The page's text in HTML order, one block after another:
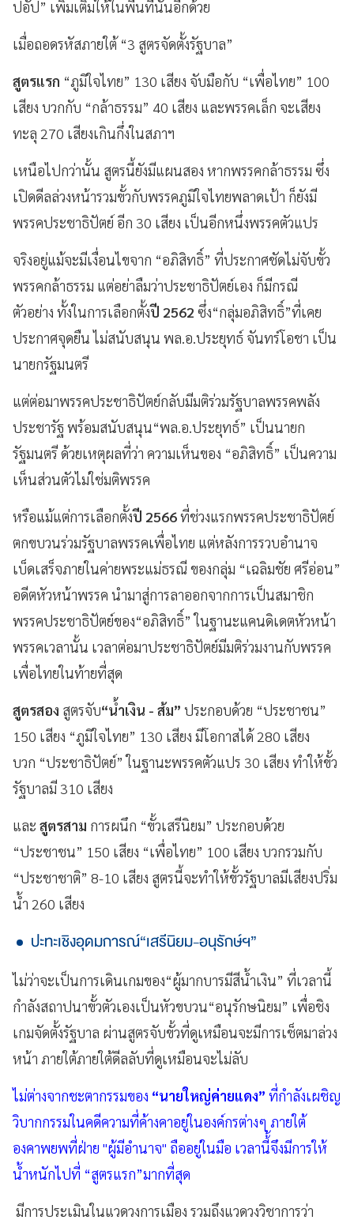
ปอัป” เพิ่มเติมให้ในพื้นที่นั้นอีกด้วย
เมื่อถอดรหัสภายใต้ “3 สูตรจัดตั้งรัฐบาล”
สูตรแรก “ภูมิใจไทย” 130 เสียง จับมือกับ “เพื่อไทย” 100
เสียง บวกกับ “กล้าธรรม” 40 เสียง และพรรคเล็ก จะเสียง
ทะลุ 270 เสียงเกินกึ่งในสภาฯ
เหนือไปกว่านั้น สูตรนี้ยังมีแผนสอง หากพรรคกล้าธรรม ซึ่ง
เปิดดีลล่วงหน้ารวมขั้วกับพรรคภูมิใจไทยพลาดเป้า ก็ยังมี
พรรคประชาธิปัตย์ อีก 30 เสียง เป็นอีกหนึ่งพรรคตัวแปร
จริงอยู่แม้จะมีเงื่อนไขจาก “อภิสิทธิ์” ที่ประกาศชัดไม่จับขั้ว
พรรคกล้าธรรม แต่อย่าลืมว่าประชาธิปัตย์เอง ก็มีกรณี
ตัวอย่าง ทั้งในการเลือกตั้งปี 2562 ซึ่ง“กลุ่มอภิสิทธิ์”ที่เคย
ประกาศจุดยืน ไม่สนับสนุน พล.อ.ประยุทธ์ จันทร์โอชา เป็น
นายกรัฐมนตรี
แต่ต่อมาพรรคประชาธิปัตย์กลับมีมติร่วมรัฐบาลพรรคพลัง
ประชารัฐ พร้อมสนับสนุน“พล.อ.ประยุทธ์” เป็นนายก
รัฐมนตรี ด้วยเหตุผลที่ว่า ความเห็นของ “อภิสิทธิ์” เป็นความ
เห็นส่วนตัวไม่ใช่มติพรรค
หรือแม้แต่การเลือกตั้งปี 2566ที่ช่วงแรกพรรคประชาธิปัตย์
ตกขบวนร่วมรัฐบาลพรรคเพื่อไทย แต่หลังการรวบอำนาจ
เบ็ดเสร็จภายในค่ายพระแม่ธรณี ของกลุ่ม “เฉลิมชัย ศรีอ่อน”
อดีตหัวหน้าพรรค นำมาสู่การลาออกจากการเป็นสมาชิก
พรรคประชาธิปัตย์ของ“อภิสิทธิ์” ในฐานะแคนดิเดตหัวหน้า
พรรคเวลานั้น เวลาต่อมาประชาธิปัตย์มีมติร่วมงานกับพรรค
เพื่อไทยในท้ายที่สุด
สูตรสอง สูตรจับ“น้ำเงิน - ส้ม” ประกอบด้วย “ประชาชน”
150 เสียง “ภูมิใจไทย” 130 เสียง มีโอกาสได้ 280 เสียง
บวก “ประชาธิปัตย์” ในฐานะพรรคตัวแปร 30 เสียง ทำให้ขั้ว
รัฐบาลมี 310 เสียง
และ สูตรสาม การผนึก “ขั้วเสรีนิยม” ประกอบด้วย
“ประชาชน” 150 เสียง “เพื่อไทย” 100 เสียง บวกรวมกับ
“ประชาชาติ” 8-10 เสียง สูตรนี้จะทำให้ขั้วรัฐบาลมีเสียงปริ่ม
น้ำ 260 เสียง
ปะทะเชิงอุดมการณ์“เสรีนิยม-อนุรักษ์ฯ”
ไม่ว่าจะเป็นการเดินเกมของ“ผู้มากบารมีสีน้ำเงิน” ที่เวลานี้
กำลังสถาปนาขั้วตัวเองเป็นหัวขบวน“อนุรักษนิยม” เพื่อชิง
เกมจัดตั้งรัฐบาล ผ่านสูตรจับขั้วที่ดูเหมือนจะมีการเช็ตมาล่วง
หน้า ภายใต้ภายใต้ดีลลับที่ดูเหมือนจะไม่ลับ
ไม่ต่างจากชะตากรรมของ “นายใหญ่ค่ายแดง” ที่กำลังเผชิญ
วิบากกรรมในคดีความที่ค้างคาอยู่ในองค์กรต่างๆ ภายใต้
องคาพยพที่ฝ่าย "ผู้มีอำนาจ" ถืออยู่ในมือ เวลานี้้จึงมีการให้
น้ำหนักไปที่ “สูตรแรก”มากที่สุด
มีการประเมินในแวดวงการเมือง รวมถึงแวดวงวิชาการว่า